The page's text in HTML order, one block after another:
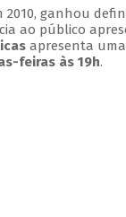
2010, ganhou
ao público
apresenta
feiras às 19h.